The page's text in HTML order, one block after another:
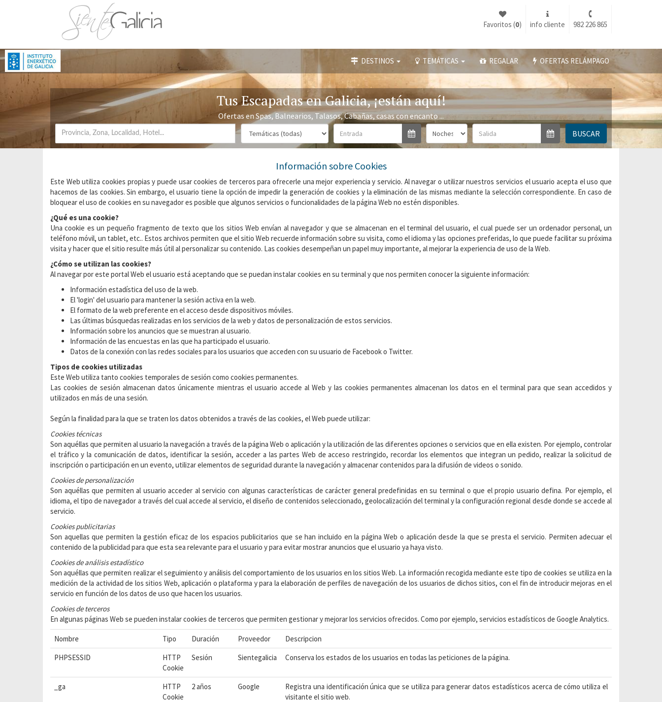
982 226 865
info cliente
Favoritos (0)
DESTINOS TEMÁTICAS REGALAR OFERTAS RELÁMPAGO
Tus Escapadas en Galicia, ¡están aquí!
Ofertas en Spas, Balnearios, Talasos, Cabañas, casas con encanto ...
BUSCAR
Información sobre Cookies
Este Web utiliza cookies propias y puede usar cookies de terceros para ofrecerle una mejor experiencia y servicio. Al navegar o utilizar nuestros servicios el usuario acepta el uso que
hacemos de las cookies. Sin embargo, el usuario tiene la opción de impedir la generación de cookies y la eliminación de las mismas mediante la selección correspondiente. En caso de
bloquear el uso de cookies en su navegador es posible que algunos servicios o funcionalidades de la página Web no estén disponibles.
¿Qué es una cookie?
Una cookie es un pequeño fragmento de texto que los sitios Web envían al navegador y que se almacenan en el terminal del usuario, el cual puede ser un ordenador personal, un
teléfono móvil, un tablet, etc.. Estos archivos permiten que el sitio Web recuerde información sobre su visita, como el idioma y las opciones preferidas, lo que puede facilitar su próxima
visita y hacer que el sitio resulte más útil al personalizar su contenido. Las cookies desempeñan un papel muy importante, al mejorar la experiencia de uso de la Web.
¿Cómo se utilizan las cookies?
Al navegar por este portal Web el usuario está aceptando que se puedan instalar cookies en su terminal y que nos permiten conocer la siguiente información:
Información estadística del uso de la web.
El 'login' del usuario para mantener la sesión activa en la web.
El formato de la web preferente en el acceso desde dispositivos móviles.
Las últimas búsquedas realizadas en los servicios de la web y datos de personalización de estos servicios.
Información sobre los anuncios que se muestran al usuario.
Información de las encuestas en las que ha participado el usuario.
Datos de la conexión con las redes sociales para los usuarios que acceden con su usuario de Facebook o Twitter.
Tipos de cookies utilizadas
Este Web utiliza tanto cookies temporales de sesión como cookies permanentes.
Las cookies de sesión almacenan datos únicamente mientras el usuario accede al Web y las cookies permanentes almacenan los datos en el terminal para que sean accedidos y
utilizados en más de una sesión.
Según la finalidad para la que se traten los datos obtenidos a través de las cookies, el Web puede utilizar:
Cookies técnicas
Son aquéllas que permiten al usuario la navegación a través de la página Web o aplicación y la utilización de las diferentes opciones o servicios que en ella existen. Por ejemplo, controlar
el tráfico y la comunicación de datos, identificar la sesión, acceder a las partes Web de acceso restringido, recordar los elementos que integran un pedido, realizar la solicitud de
inscripción o participación en un evento, utilizar elementos de seguridad durante la navegación y almacenar contenidos para la difusión de videos o sonido.
Cookies de personalización
Son aquéllas que permiten al usuario acceder al servicio con algunas características de carácter general predefinidas en su terminal o que el propio usuario defina. Por ejemplo, el
idioma, el tipo de navegador a través del cual accede al servicio, el diseño de contenidos seleccionado, geolocalización del terminal y la configuración regional desde donde se accede al
servicio.
Cookies publicitarias
Son aquellas que permiten la gestión eficaz de los espacios publicitarios que se han incluido en la página Web o aplicación desde la que se presta el servicio. Permiten adecuar el
contenido de la publicidad para que esta sea relevante para el usuario y para evitar mostrar anuncios que el usuario ya haya visto.
Cookies de análisis estadístico
Son aquéllas que permiten realizar el seguimiento y análisis del comportamiento de los usuarios en los sitios Web. La información recogida mediante este tipo de cookies se utiliza en la
medición de la actividad de los sitios Web, aplicación o plataforma y para la elaboración de perfiles de navegación de los usuarios de dichos sitios, con el fin de introducir mejoras en el
servicio en función de los datos de uso que hacen los usuarios.
Cookies de terceros
En algunas páginas Web se pueden instalar cookies de terceros que permiten gestionar y mejorar los servicios ofrecidos. Como por ejemplo, servicios estadísticos de Google Analytics.
Nombre Tipo Duración Proveedor
Descripcion
PHPSESSID
HTTP
Cookie
Sesión Sientegalicia Conserva los estados de los usuarios en todas las peticiones de la página.
_ga
HTTP
Cookie
2 años Google
Registra una identificación única que se utiliza para generar datos estadísticos acerca de cómo utiliza el
visitante el sitio web.